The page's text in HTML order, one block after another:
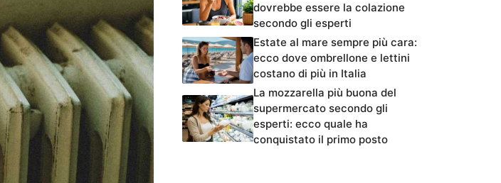
dovrebbe essere la colazione
secondo gli esperti
Estate al mare sempre più cara:
ecco dove ombrellone e lettini
costano di più in Italia
La mozzarella più buona del
supermercato secondo gli
esperti: ecco quale ha
conquistato il primo posto